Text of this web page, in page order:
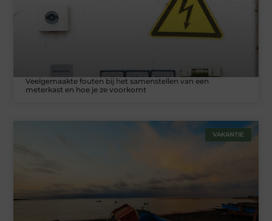
Veelgemaakte fouten bij het samenstellen van een
meterkast en hoe je ze voorkomt
VAKANTIE